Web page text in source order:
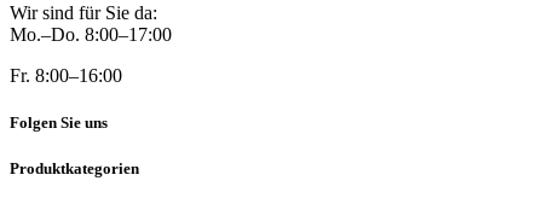
Wir sind für Sie da:
Mo.–Do. 8:00–17:00
Fr. 8:00–16:00
Folgen Sie uns
Produktkategorien